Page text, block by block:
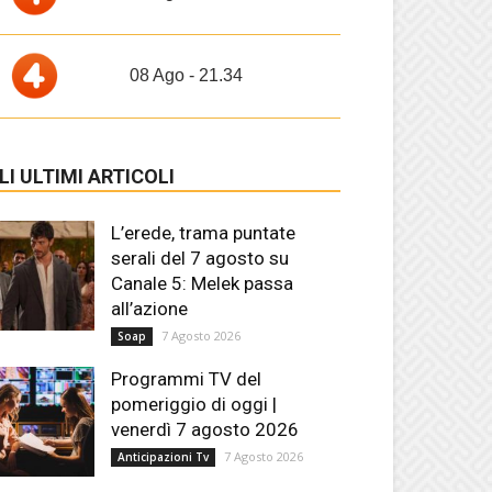
08 Ago - 21.34
ULTIMI ARTICOLI
L’erede, trama puntate
serali del 7 agosto su
Canale 5: Melek passa
all’azione
Soap 7 Agosto 2026
Programmi TV del
pomeriggio di oggi |
venerdì 7 agosto 2026
Anticipazioni Tv 7 Agosto 2026